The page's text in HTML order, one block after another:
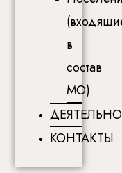
в
состав
МО)
КОНТАКТЫ